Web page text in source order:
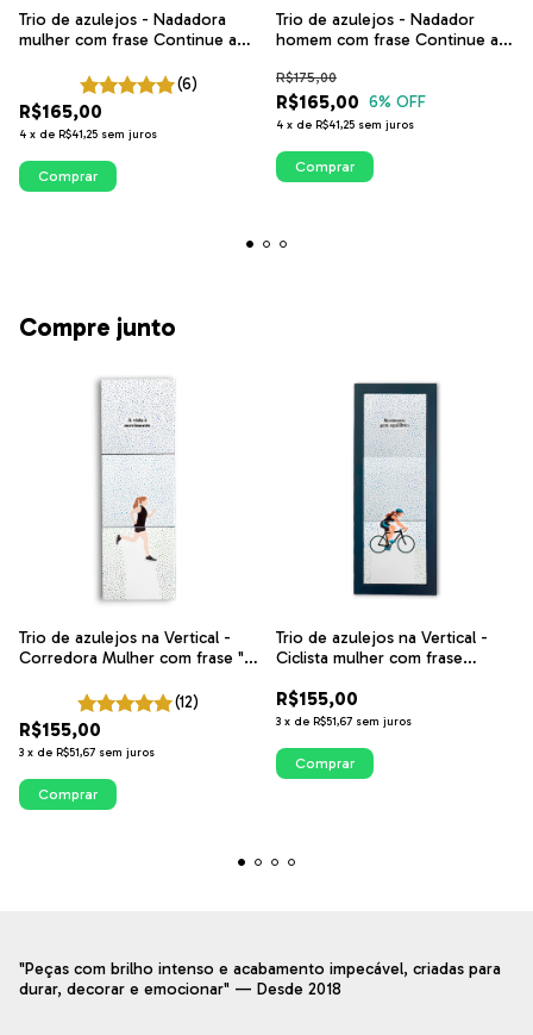
Trio de azulejos - Nadadora
mulher com frase Continue a
exclusiva ITsLEJO
(6)
R$165,00
4 x de R$41,25 sem juros
Comprar
Trio de azulejos - Nadador
homem com frase Continue a
exclusiva ITsLEJO
R$165,00
R$175,00
6% OFF
4 x de R$41,25 sem juros
Comprar
Compre junto
Trio de azulejos na Vertical -
Corredora Mulher com frase "A
exclusiva ITsLEJO
(12)
R$155,00
3 x de R$51,67 sem juros
Comprar
Trio de azulejos na Vertical -
Ciclista mulher com frase
Arte exclusiva ITsLEJO
R$155,00
3 x de R$51,67 sem juros
Comprar
"Peças com brilho intenso e acabamento impecável, criadas para
durar, decorar e emocionar" — Desde 2018